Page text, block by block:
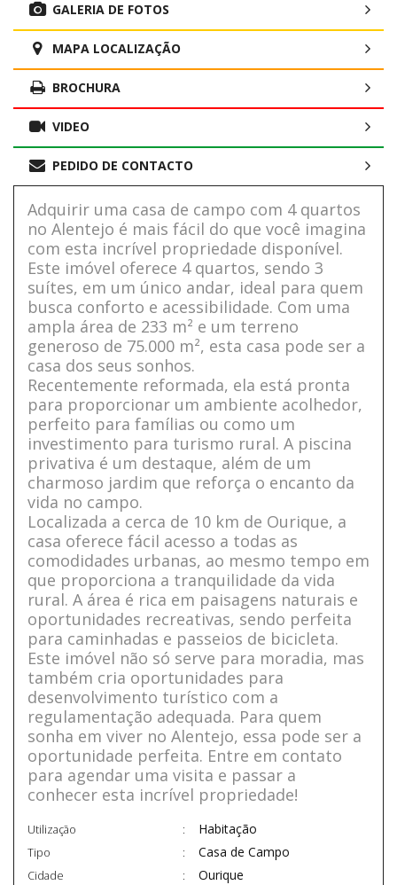
GALERIA DE FOTOS
MAPA LOCALIZAÇÃO
BROCHURA
VIDEO
PEDIDO DE CONTACTO
Adquirir uma casa de campo com 4 quartos
no Alentejo é mais fácil do que você imagina
com esta incrível propriedade disponível.
Este imóvel oferece 4 quartos, sendo 3
suítes, em um único andar, ideal para quem
busca conforto e acessibilidade. Com uma
ampla área de 233 m² e um terreno
generoso de 75.000 m², esta casa pode ser a
casa dos seus sonhos.
Recentemente reformada, ela está pronta
para proporcionar um ambiente acolhedor,
perfeito para famílias ou como um
investimento para turismo rural. A piscina
privativa é um destaque, além de um
charmoso jardim que reforça o encanto da
vida no campo.
Localizada a cerca de 10 km de Ourique, a
casa oferece fácil acesso a todas as
comodidades urbanas, ao mesmo tempo em
que proporciona a tranquilidade da vida
rural. A área é rica em paisagens naturais e
oportunidades recreativas, sendo perfeita
para caminhadas e passeios de bicicleta.
Este imóvel não só serve para moradia, mas
também cria oportunidades para
desenvolvimento turístico com a
regulamentação adequada. Para quem
sonha em viver no Alentejo, essa pode ser a
oportunidade perfeita. Entre em contato
para agendar uma visita e passar a
conhecer esta incrível propriedade!
Utilização Habitação
Tipo Casa de Campo
Cidade Ourique